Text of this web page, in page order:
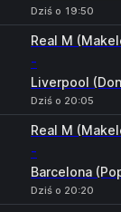
Dziś o 19:50
Real M
-
Liverpool
Dziś o 20:05
Real M
-
Barcelona
Dziś o 20:20